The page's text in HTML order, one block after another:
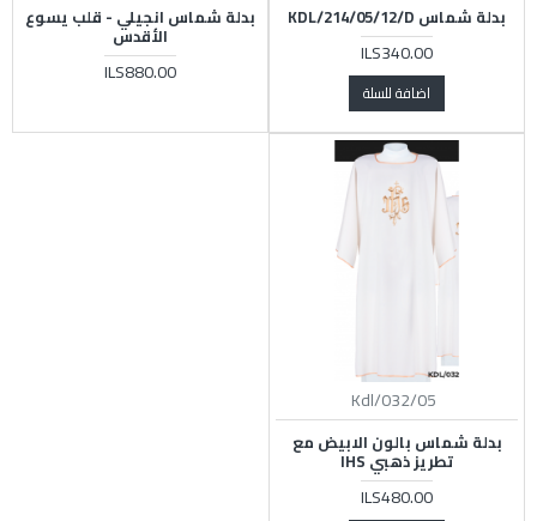
بدلة شماس KDL/214/05/12/D
ILS340.00
اضافة للسلة
بدلة شماس انجيلي - قلب يسوع
الأقدس
ILS880.00
Kdl/032/05
بدلة شماس بالون الابيض مع
تطريز ذهبي IHS
ILS480.00